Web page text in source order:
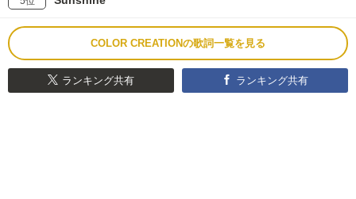
COLOR CREATIONの歌詞一覧を見る
ランキング共有 ランキング共有